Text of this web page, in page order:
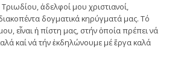
ἀδελφοί μου χριστιανοί,
δογματικά κηρύγματά μας. Τό
εἶναι ἡ πίστη μας, στήν ὁποία πρέπει νά
καί νά τήν ἐκδηλώνουμε μέ ἔργα καλά